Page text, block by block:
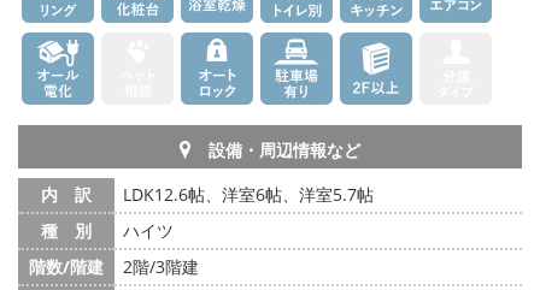
設備・周辺情報など
内 訳
LDK12.6帖、洋室6帖、洋室5.7帖
種 別
ハイツ
階数/階建
2階/3階建